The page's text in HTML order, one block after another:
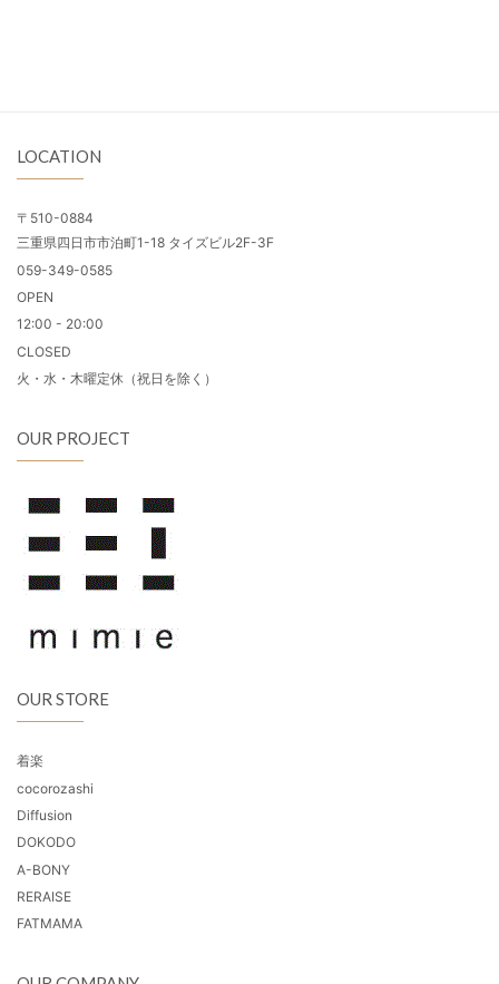
LOCATION
〒510-0884
三重県四日市市泊町1-18 タイズビル2F-3F
059-349-0585
OPEN
12:00 - 20:00
CLOSED
火・水・木曜定休（祝日を除く）
OUR PROJECT
OUR STORE
着楽
cocorozashi
Diffusion
DOKODO
A-BONY
RERAISE
FATMAMA